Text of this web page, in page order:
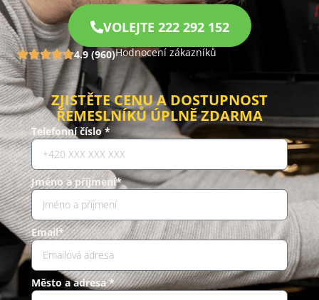
VOLEJTE 222 292 152
4.9 (960)Hodnocení zákazníků
ZJISTĚTE CENU A DOSTUPNOST
ŘEMESLNÍKŮ ÚPLNĚ ZDARMA
Telefonní číslo *
Jméno a příjmení*
Email*
Město a adresa *